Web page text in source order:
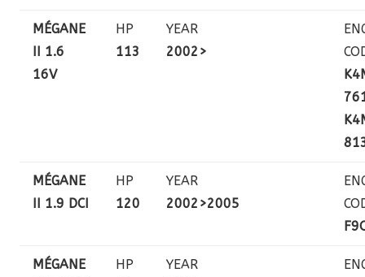
MÉGANE
II 1.6
16V
HP
113
YEAR
2002>
MÉGANE
II 1.9 DCI
HP
120
YEAR
2002>2005
MÉGANE
HP
YEAR